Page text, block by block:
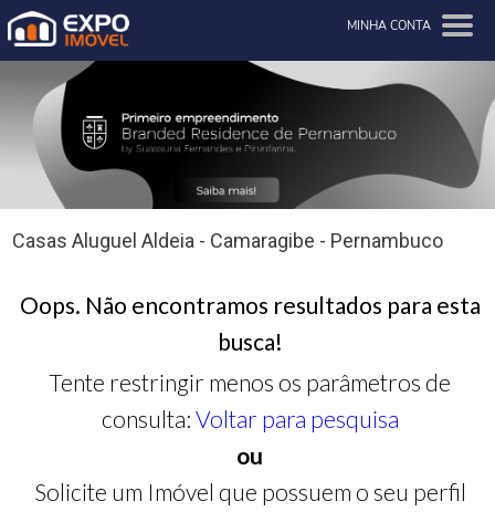
MINHA CONTA
Casas Aluguel Aldeia - Camaragibe - Pernambuco
Oops. Não encontramos resultados para esta
busca!
Tente restringir menos os parâmetros de
consulta: Voltar para pesquisa
ou
Solicite um Imóvel que possuem o seu perfil